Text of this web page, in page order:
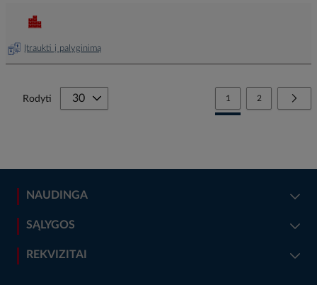
Įtraukti į palyginimą
PageYou're currently reading
1 Page
2
Rodyti
NAUDINGA
SĄLYGOS
REKVIZITAI